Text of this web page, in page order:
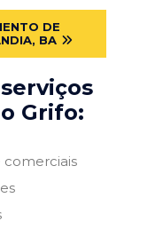
DE
BA
Grifo:
comerciais